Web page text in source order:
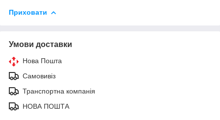
Приховати
Умови доставки
Нова Пошта
Самовивіз
Транспортна компанія
НОВА ПОШТА